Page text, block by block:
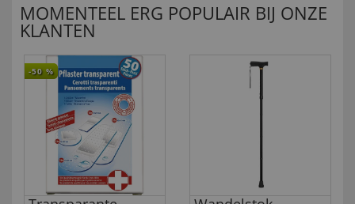
MOMENTEEL ERG POPULAIR BIJ ONZE
KLANTEN
-50 %